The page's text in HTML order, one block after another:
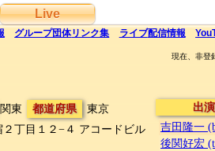
Live
グループ団体リンク集 ライブ配信情報
現在、非登
関東 都道府県
東京
丁目１２−４ アコードビル
出
吉田隆一
後関好宏